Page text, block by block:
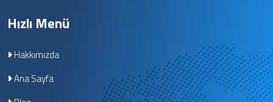
Hızlı Menü
Hakkımızda
Ana Sayfa